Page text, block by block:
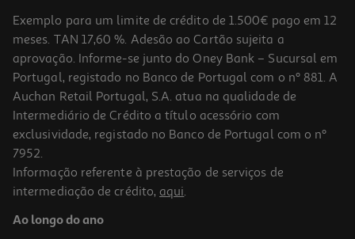
Exemplo para um limite de crédito de 1.500€ pago em 12
meses. TAN 17,60 %. Adesão ao Cartão sujeita a
aprovação. Informe-se junto do Oney Bank – Sucursal em
Portugal, registado no Banco de Portugal com o nº 881. A
Auchan Retail Portugal, S.A. atua na qualidade de
Intermediário de Crédito a título acessório com
exclusividade, registado no Banco de Portugal com o nº
7952.
Informação referente à prestação de serviços de
intermediação de crédito, aqui.
Ao longo do ano